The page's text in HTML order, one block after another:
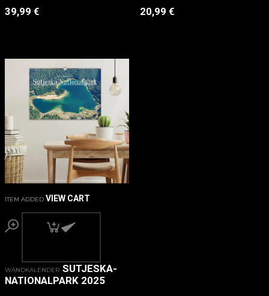
39,99 €
20,99 €
ITEM ADDED VIEW CART
WANDKALENDER SUTJESKA-
NATIONALPARK 2025